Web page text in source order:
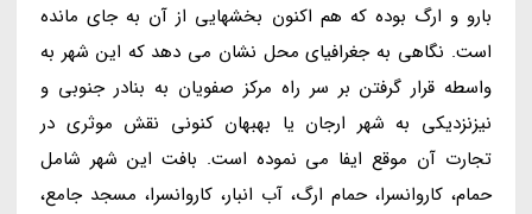
بارو و ارگ بوده که هم اکنون بخشهایی از آن به جای مانده
است. نگاهی به جغرافیای محل نشان می دهد که این شهر به
واسطه قرار گرفتن بر سر راه مرکز صفویان به بنادر جنوبی و
نیزنزدیکی به شهر ارجان یا بهبهان کنونی نقش موثری در
تجارت آن موقع ایفا می نموده است. بافت این شهر شامل
حمام، کاروانسرا، حمام ارگ، آب انبار، کاروانسرا، مسجد جامع،